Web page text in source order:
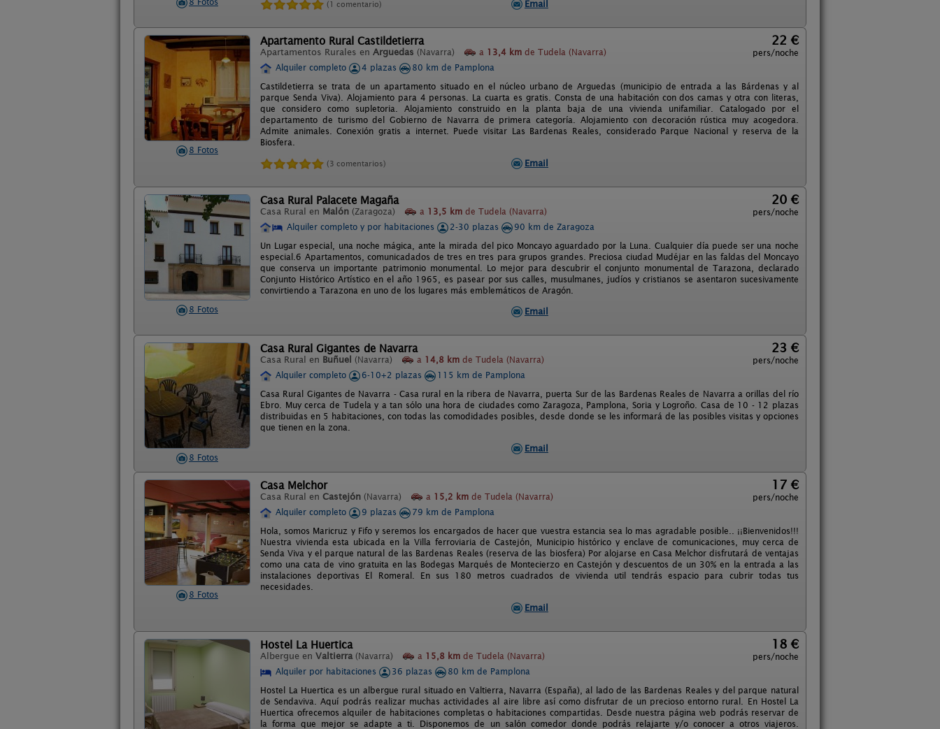
(1 comentario) Email
8 Fotos
Apartamento Rural Castildetierra
Apartamentos Rurales en Arguedas (Navarra) a 13,4 km de Tudela (Navarra)
22 €
pers/noche
Alquiler completo
4 plazas
80 km de Pamplona
Castildetierra se trata de un apartamento situado en el núcleo urbano de Arguedas (municipio de entrada a las Bárdenas y al
parque Senda Viva). Alojamiento para 4 personas. La cuarta es gratis. Consta de una habitación con dos camas y otra con literas,
que considero como supletoria. Alojamiento construido en la planta baja de una vivienda unifamiliar. Catalogado por el
departamento de turismo del Gobierno de Navarra de primera categoría. Alojamiento con decoración rústica muy acogedora.
Admite animales. Conexión gratis a internet. Puede visitar Las Bardenas Reales, considerado Parque Nacional y reserva de la
Biosfera.
(3 comentarios) Email
8 Fotos
Casa Rural Palacete Magaña
Casa Rural en Malón (Zaragoza) a 13,5 km de Tudela (Navarra)
20 €
pers/noche
Alquiler completo y por habitaciones
2-30 plazas
90 km de Zaragoza
Un Lugar especial, una noche mágica, ante la mirada del pico Moncayo aguardado por la Luna. Cualquier día puede ser una noche
especial.6 Apartamentos, comunicadados de tres en tres para grupos grandes. Preciosa ciudad Mudéjar en las faldas del Moncayo
que conserva un importante patrimonio monumental. Lo mejor para descubrir el conjunto monumental de Tarazona, declarado
Conjunto Histórico Artístico en el año 1965, es pasear por sus calles, musulmanes, judíos y cristianos se asentaron sucesivamente
convirtiendo a Tarazona en uno de los lugares más emblemáticos de Aragón.
Email
8 Fotos
Casa Rural Gigantes de Navarra
Casa Rural en Buñuel (Navarra) a 14,8 km de Tudela (Navarra)
23 €
pers/noche
Alquiler completo
6-10+2 plazas
115 km de Pamplona
Casa Rural Gigantes de Navarra - Casa rural en la ribera de Navarra, puerta Sur de las Bardenas Reales de Navarra a orillas del río
Ebro. Muy cerca de Tudela y a tan sólo una hora de ciudades como Zaragoza, Pamplona, Soria y Logroño. Casa de 10 - 12 plazas
distribuidas en 5 habitaciones, con todas las comodidades posibles, desde donde se les informará de las posibles visitas y opciones
que tienen en la zona.
Email
8 Fotos
Casa Melchor
Casa Rural en Castejón (Navarra) a 15,2 km de Tudela (Navarra)
17 €
pers/noche
Alquiler completo
9 plazas
79 km de Pamplona
Hola, somos Maricruz y Fifo y seremos los encargados de hacer que vuestra estancia sea lo mas agradable posible.. ¡¡Bienvenidos!!!
Nuestra vivienda esta ubicada en la Villa ferroviaria de Castejón, Municipio histórico y enclave de comunicaciones, muy cerca de
Senda Viva y el parque natural de las Bardenas Reales (reserva de las biosfera) Por alojarse en Casa Melchor disfrutará de ventajas
como una cata de vino gratuita en las Bodegas Marqués de Montecierzo en Castejón y descuentos de un 30% en la entrada a las
instalaciones deportivas El Romeral. En sus 180 metros cuadrados de vivienda util tendrás espacio para cubrir todas tus
necesidades.
Email
Hostel La Huertica
Albergue en Valtierra (Navarra) a 15,8 km de Tudela (Navarra)
18 €
pers/noche
Alquiler por habitaciones
36 plazas
80 km de Pamplona
Hostel La Huertica es un albergue rural situado en Valtierra, Navarra (España), al lado de las Bardenas Reales y del parque natural
de Sendaviva. Aquí podrás realizar muchas actividades al aire libre así como disfrutar de un precioso entorno rural. En Hostel La
Huertica ofrecemos alquiler de habitaciones completas o habitaciones compartidas. Desde nuestra página web podrás reservar de
la forma que mejor se adapte a ti. Disponemos de un salón comedor donde podrás relajarte y/o conocer a otros viajeros.